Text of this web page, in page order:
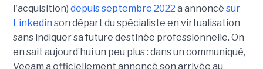
l'acquisition) depuis septembre 2022 a annoncé sur
Linkedin son départ du spécialiste en virtualisation
sans indiquer sa future destinée professionnelle. On
en sait aujourd’hui un peu plus : dans un communiqué,
Veeam a officiellement annoncé son arrivée au